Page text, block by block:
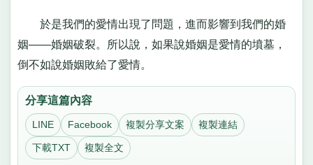
於是我們的愛情出現了問題，進而影響到我們的婚
姻——婚姻破裂。所以說，如果說婚姻是愛情的墳墓，
倒不如說婚姻敗給了愛情。
分享這篇內容
LINE Facebook 複製分享文案 複製連結
下載TXT 複製全文